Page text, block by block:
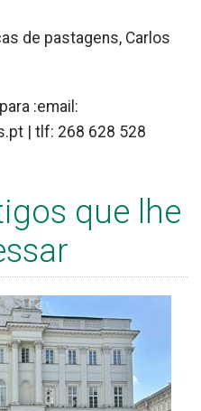
de pastagens, Carlos
para :email:
| tlf: 268 628 528
que lhe